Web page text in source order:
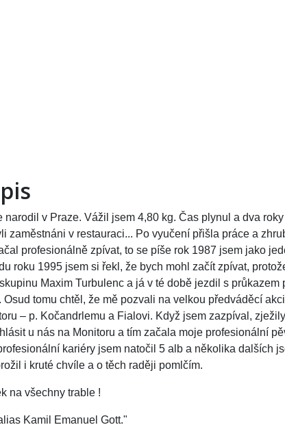
v Praze. Vážil jsem 4,80 kg. Čas plynul a dva
v restauraci... Po vyučení přišla práce a
profesionálně zpívat, to se píše rok 1987 jsem jako
roku 1995 jsem si řekl, že bych mohl začít zpívat,
Maxim Turbulenc a já v té době jezdil s průkazem
tomu chtěl, že mě pozvali na velkou předváděcí
– p. Kočandrlemu a Fialovi. Když jsem zazpíval,
u nás na Monitoru a tím začala moje profesionální
kariéry jsem natočil 5 alb a několika dalších
i kruté chvíle a o těch raději pomlčím.
na všechny trable !
Kamil Emanuel Gott."